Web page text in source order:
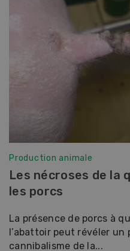
Production animale
Les nécroses de la
les porcs
La présence de porcs à
l’abattoir peut révéler un
cannibalisme de la...